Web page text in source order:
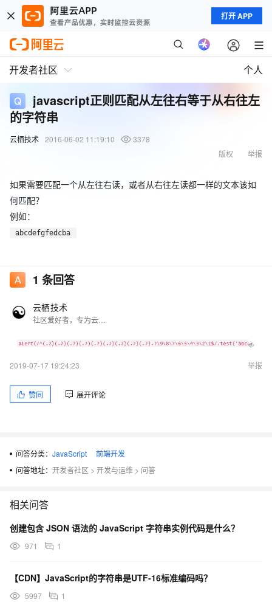
打开 APP
开发者社区 个人
javascript正则匹配从左往右等于从右往左
的字符串
云栖技术 2016-06-02 11:19:10
3378
举报
版权
如果需要匹配一个从左往右读，或者从右往左读都一样的文本该如
何匹配？
例如：
abcdefgfedcba
1 条回答
云栖技术
2019-07-17 19:24:23 举报
赞同 展开评论
问答分类： JavaScript
前端开发
问答地址： 开发者社区 > 开发与运维 > 问答
相关问答
创建包含 JSON 语法的 JavaScript 字符串实例代码是什么？
971 1
【CDN】JavaScript的字符串是UTF-16标准编码吗？
5997 1